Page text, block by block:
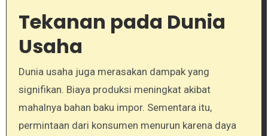
Tekanan pada Dunia
Usaha
Dunia usaha juga merasakan dampak yang
signifikan. Biaya produksi meningkat akibat
mahalnya bahan baku impor. Sementara itu,
permintaan dari konsumen menurun karena daya